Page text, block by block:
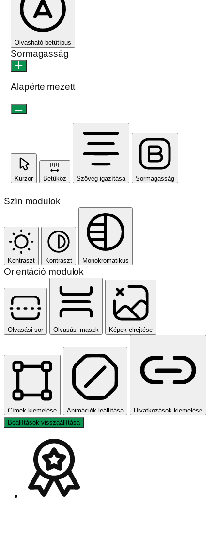
Olvasható betűtípus
Sormagasság
Alapértelmezett
Kurzor Betűköz Szöveg igazítása Sormagasság
Szín modulok
Kontraszt Kontraszt Monokromatikus
Orientáció modulok
Olvasási sor Olvasási maszk Képek elrejtése
Címek kiemelése Animációk leállítása
Hivatkozások kiemelése
Beállítások visszaállítása